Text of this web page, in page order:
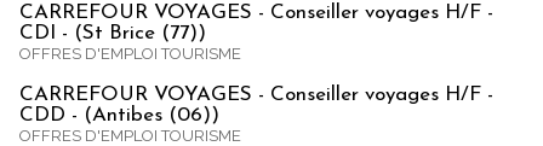
CARREFOUR VOYAGES - Conseiller voyages H/F -
CDI - (St Brice (77))
OFFRES D'EMPLOI TOURISME
CARREFOUR VOYAGES - Conseiller voyages H/F -
CDD - (Antibes (06))
OFFRES D'EMPLOI TOURISME